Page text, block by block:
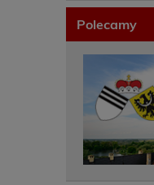
Polecamy